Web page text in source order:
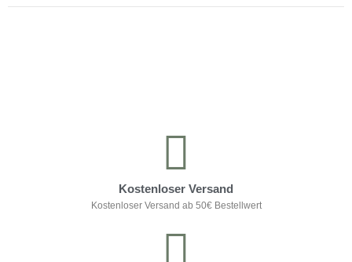
Kostenloser Versand
Kostenloser Versand ab 50€ Bestellwert